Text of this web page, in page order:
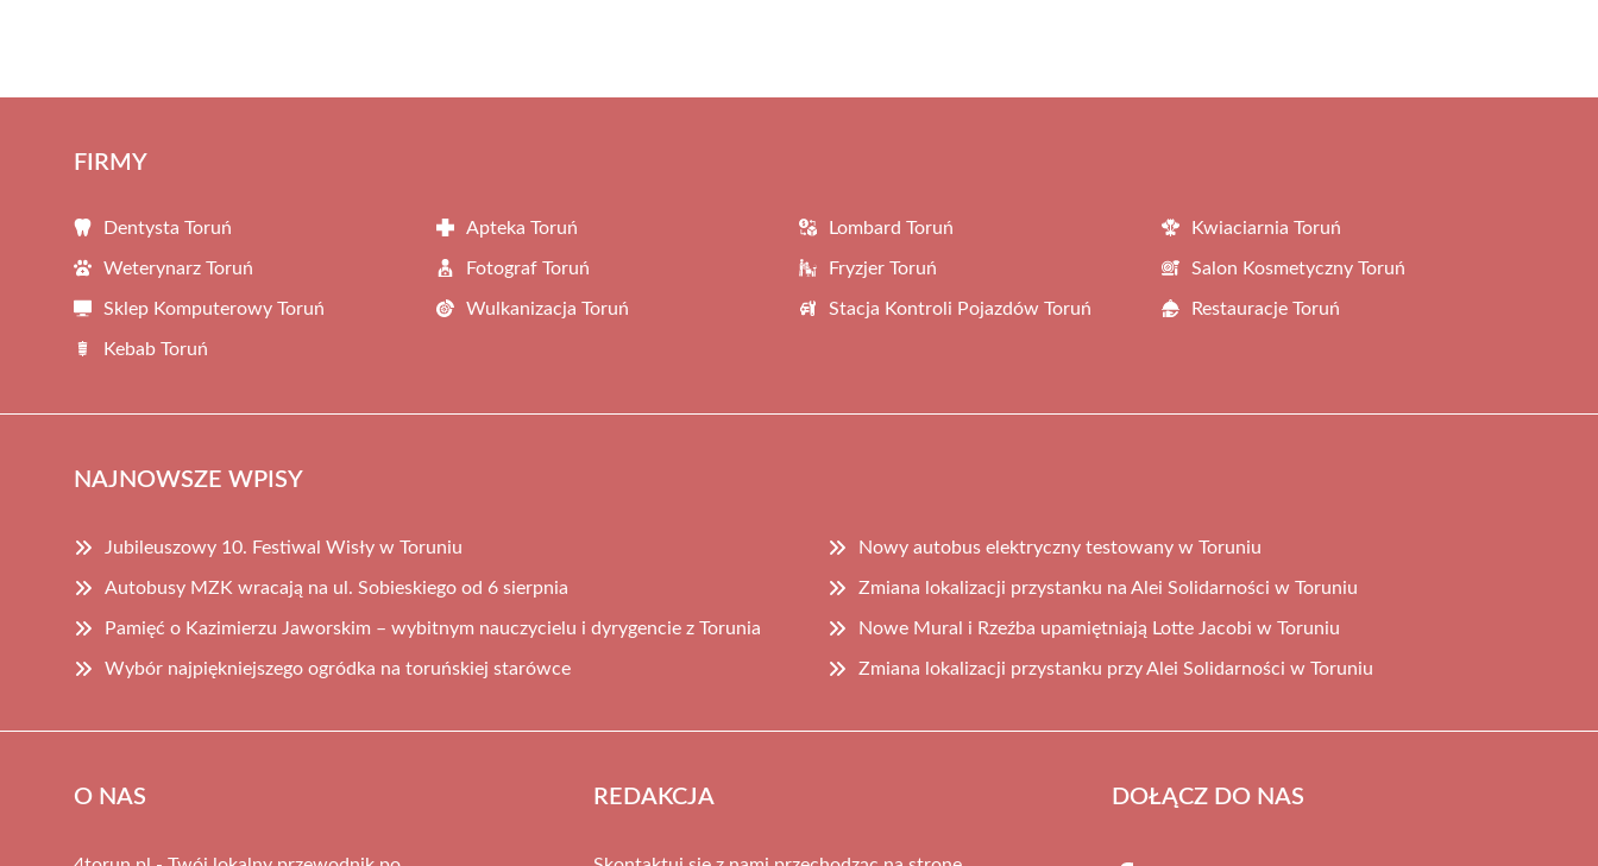
FIRMY
Dentysta Toruń Apteka Toruń Lombard Toruń Kwiaciarnia Toruń
Weterynarz Toruń Fotograf Toruń Fryzjer Toruń Salon Kosmetyczny Toruń
Sklep Komputerowy Toruń Wulkanizacja Toruń Stacja Kontroli Pojazdów Toruń Restauracje Toruń
Kebab Toruń
NAJNOWSZE WPISY
Jubileuszowy 10. Festiwal Wisły w Toruniu Nowy autobus elektryczny testowany w Toruniu
Autobusy MZK wracają na ul. Sobieskiego od 6 sierpnia Zmiana lokalizacji przystanku na Alei Solidarności w Toruniu
Pamięć o Kazimierzu Jaworskim – wybitnym nauczycielu i dyrygencie z Torunia Nowe Mural i Rzeźba upamiętniają Lotte Jacobi w Toruniu
Wybór najpiękniejszego ogródka na toruńskiej starówce Zmiana lokalizacji przystanku przy Alei Solidarności w Toruniu
O NAS REDAKCJA DOŁĄCZ DO NAS